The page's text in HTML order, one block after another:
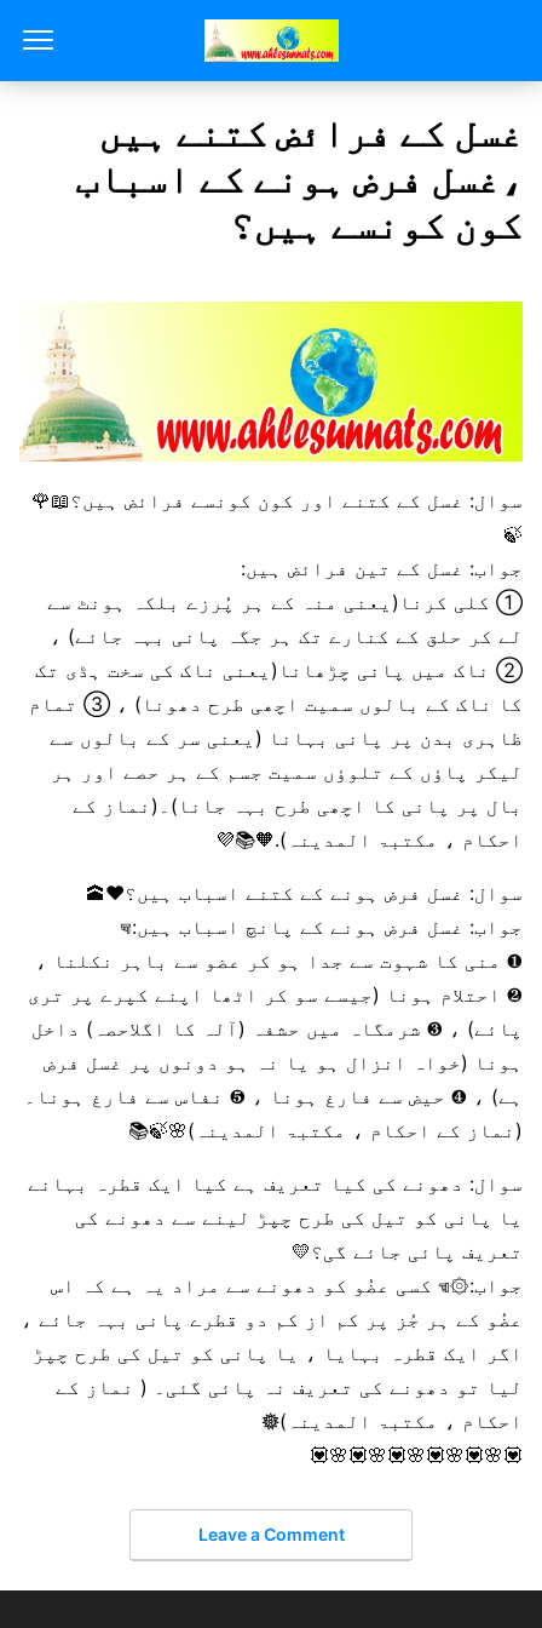
غسل کے فرائض کتنے ہیں
،غسل فرض ہونے کے اسباب
کون کونسے ہیں؟
سوال: غسل کے کتنے اور کون کونسے فرائض ہیں؟📖🌹
🍃
جواب: غسل کے تین فرائض ہیں:
① کلی کرنا(یعنی منہ کے ہر پُرزے بلکہ ہونٹ سے
لے کر حلق کے کنارے تک ہر جگہ پانی بہہ جائے) ،
② ناک میں پانی چڑھانا(یعنی ناک کی سخت ہڈی تک
کا ناک کے بالوں سمیت اچھی طرح دھونا) ، ③ تمام
ظاہری بدن پر پانی بہانا (یعنی سر کے بالوں سے
لیکر پاؤں کے تلوؤں سمیت جسم کے ہر حصے اور ہر
بال پر پانی کا اچھی طرح بہہ جانا)۔(نماز کے
احکام ، مکتبۃ المدینہ).🧡📚💜
سوال: غسل فرض ہونے کے کتنے اسباب ہیں؟❤️🕋
جواب: غسل فرض ہونے کے پانچ اسباب ہیں:☟︎︎︎
❶ منی کا شہوت سے جدا ہو کر عضو سے باہر نکلنا ،
❷ احتلام ہونا (جیسے سو کر اٹھا اپنے کپرے پر تری
پائے) ، ❸ شرمگاہ میں حشفہ (آلہ کا اگلاحصہ) داخل
ہونا (خواہ انزال ہو یا نہ ہو دونوں پر غسل فرض
ہے) ، ❹ حیض سے فارغ ہونا ، ❺ نفاس سے فارغ ہونا۔
(نماز کے احکام ، مکتبۃ المدینہ)🌸🍃📚
سوال: دھونے کی کیا تعریف ہے کیا ایک قطرہ بہانے
یا پانی کو تیل کی طرح چپڑ لینے سے دھونے کی
تعریف پائی جائے گی؟💛
جواب:۞☜︎︎︎ کسی عضُو کو دھونے سے مراد یہ ہے کہ اس
عضُو کے ہر جُز پر کم از کم دو قطرے پانی بہہ جائے ،
اگر ایک قطرہ بہایا ، یا پانی کو تیل کی طرح چپڑ
لیا تو دھونے کی تعریف نہ پائی گئی۔ ( نماز کے
احکام ، مکتبۃ المدینہ)𖣔
💟🌸💟🌸💟🌸💟🌸💟🌸💟
Leave a Comment